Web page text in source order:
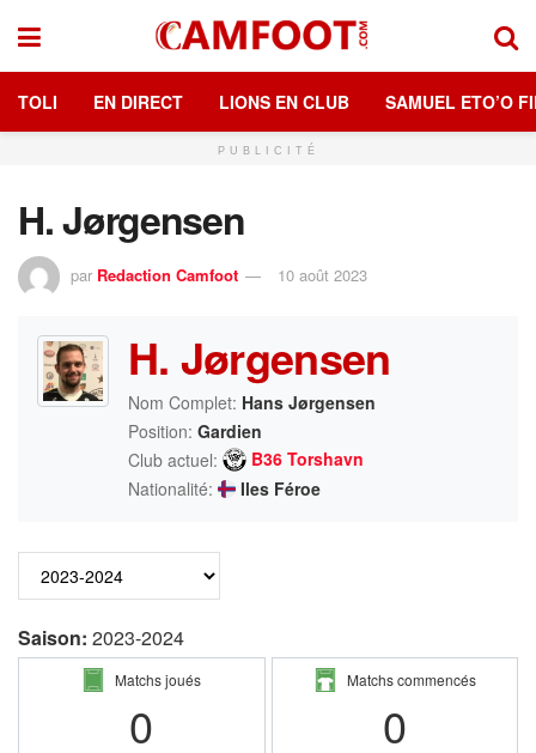
TOLI EN DIRECT LIONS EN CLUB SAMUEL ETO’O
PUBLICITÉ
H. Jørgensen
par Redaction Camfoot 10 août 2023
H. Jørgensen
Nom Complet: Hans Jørgensen
Position: Gardien
Club actuel:
B36 Torshavn
Nationalité:
Iles Féroe
Saison: 2023-2024
Matchs joués
0
Matchs commencés
0